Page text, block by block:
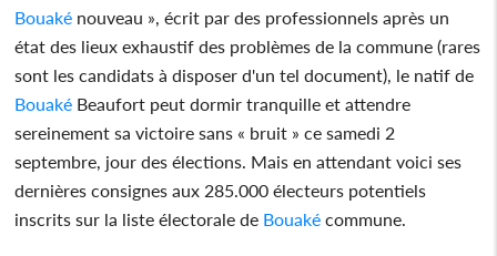
Bouaké nouveau », écrit par des professionnels après un
état des lieux exhaustif des problèmes de la commune (rares
sont les candidats à disposer d'un tel document), le natif de
Bouaké Beaufort peut dormir tranquille et attendre
sereinement sa victoire sans « bruit » ce samedi 2
septembre, jour des élections. Mais en attendant voici ses
dernières consignes aux 285.000 électeurs potentiels
inscrits sur la liste électorale de Bouaké commune.